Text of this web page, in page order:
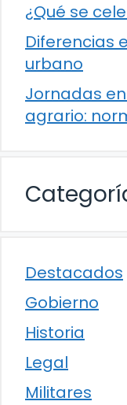
¿Qué se
Diferencias
urbano
Jornadas
agrario:
Destacados
Gobierno
Historia
Legal
Militares